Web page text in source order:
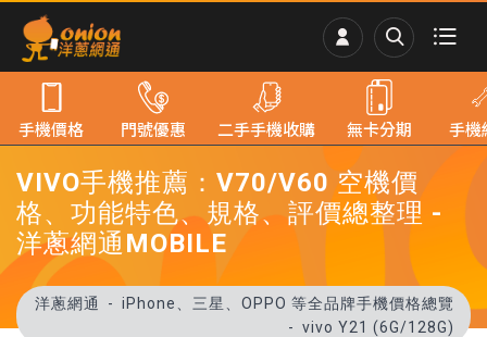
VIVO手機推薦：V70/V60 空機價
格、功能特色、規格、評價總整理 -
洋蔥網通MOBILE
洋蔥網通
iPhone、三星、OPPO 等全品牌手機價格總覽
vivo Y21 (6G/128G)
手機價格 門號優惠 二手手機收購 無卡分期 手機